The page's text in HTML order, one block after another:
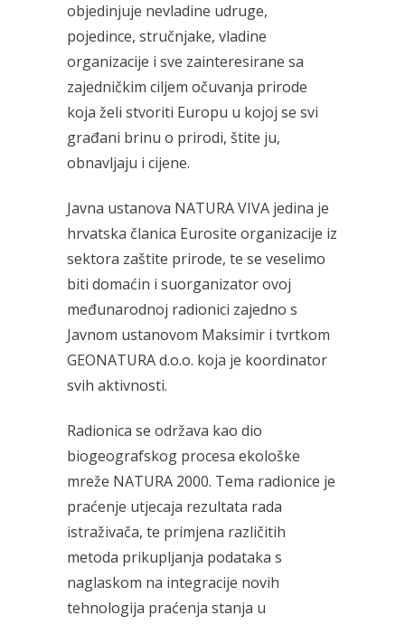
objedinjuje nevladine udruge,
pojedince, stručnjake, vladine
organizacije i sve zainteresirane sa
zajedničkim ciljem očuvanja prirode
koja želi stvoriti Europu u kojoj se svi
građani brinu o prirodi, štite ju,
obnavljaju i cijene.
Javna ustanova NATURA VIVA jedina je
hrvatska članica Eurosite organizacije iz
sektora zaštite prirode, te se veselimo
biti domaćin i suorganizator ovoj
međunarodnoj radionici zajedno s
Javnom ustanovom Maksimir i tvrtkom
GEONATURA d.o.o. koja je koordinator
svih aktivnosti.
Radionica se održava kao dio
biogeografskog procesa ekološke
mreže NATURA 2000. Tema radionice je
praćenje utjecaja rezultata rada
istraživača, te primjena različitih
metoda prikupljanja podataka s
naglaskom na integracije novih
tehnologija praćenja stanja u